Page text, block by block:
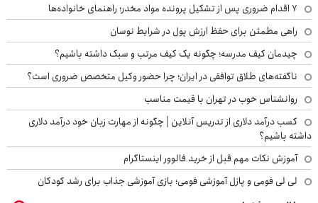
۷ اقدام ضروری پس از تشکیل پرونده مواد مخدر؛ راهنمای خانواده‌ها
راهی مطمئن برای حفظ ارزش پول در شرایط نوسان
چیدمان کیف مدرسه؛ چگونه یک کیف مرتب و سبک داشته باشیم؟
ناگفته‌های طلاق توافقی در ایران؛ چرا حضور وکیل متخصص ضروری است؟
روانشناس خوب در تهران با قیمت مناسب
کسب درآمد دلاری از تدریس آنلاین | چگونه از مهارت زبان خود درآمد دلاری
داشته باشیم؟
آموزش نکات مهم قبل از خرید فالوور اینستاگرام
لی لی فومی و پازل آموزشی فومی؛ بازی آموزشی جذاب برای رشد کودکان